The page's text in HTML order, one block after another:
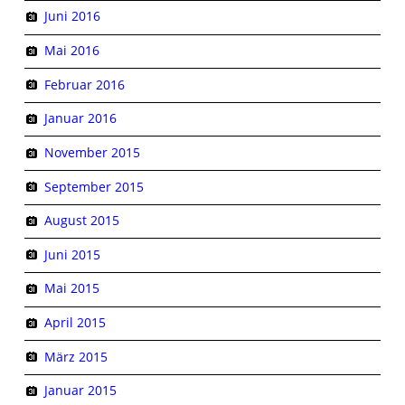
Juni 2016
Mai 2016
Februar 2016
Januar 2016
November 2015
September 2015
August 2015
Juni 2015
Mai 2015
April 2015
März 2015
Januar 2015